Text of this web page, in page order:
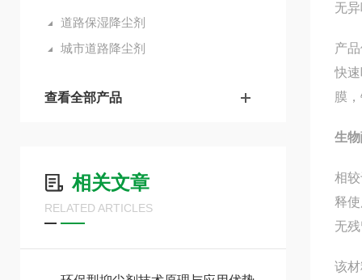
道路保湿降尘剂
城市道路降尘剂
查看全部产品
相关文章
RELATED ARTICLES
无
产
快
膜
生
相
释
无
该